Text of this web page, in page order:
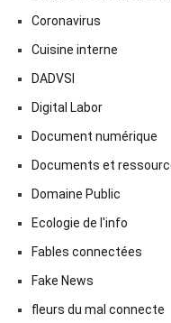
Coronavirus
Cuisine interne
DADVSI
Digital Labor
Document numérique
Documents et
Domaine Public
Ecologie de l'info
Fables connectées
Fake News
fleurs du mal connecte